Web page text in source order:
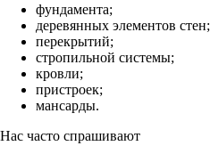
фундамента;
деревянных элементов стен;
перекрытий;
стропильной системы;
кровли;
пристроек;
мансарды.
Нас часто спрашивают